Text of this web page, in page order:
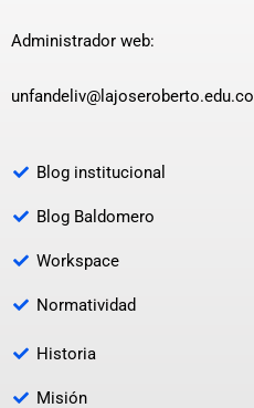
Administrador web:
unfandeliv@lajoseroberto.edu.co
Blog institucional
Blog Baldomero
Workspace
Normatividad
Historia
Misión